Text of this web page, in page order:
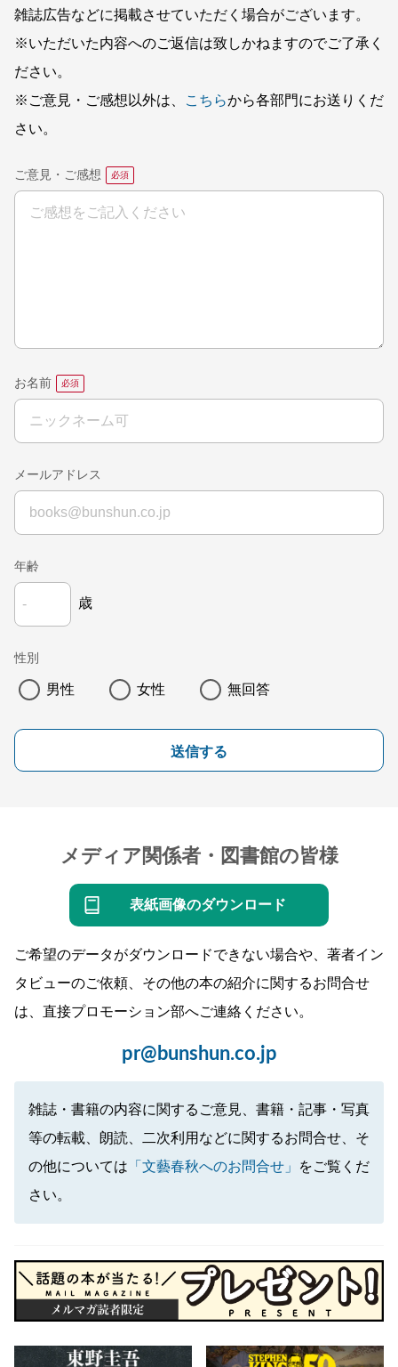
雑誌広告などに掲載させていただく場合がございます。
※いただいた内容へのご返信は致しかねますのでご了承く
ださい。
※ご意見・ご感想以外は、
こちらから各部門にお送りくだ
さい。
ご意見・ご感想
お名前
メールアドレス
年齢
歳
性別
男性 女性 無回答
送信する
メディア関係者・図書館の皆様
表紙画像のダウンロード
ご希望のデータがダウンロードできない場合や、著者イン
タビューのご依頼、その他の本の紹介に関するお問合せ
は、直接プロモーション部へご連絡ください。
pr@bunshun.co.jp
雑誌・書籍の内容に関するご意見、書籍・記事・写真
等の転載、朗読、二次利用などに関するお問合せ、そ
の他については 「文藝春秋へのお問合せ」
をご覧くだ
さい。